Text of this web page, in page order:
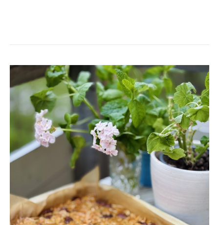
KLADDKAKA
BRYNT
SMÖR
&
MANDELTOSCA
SOM
TRYGG
FAMN
LÅNGPANNA